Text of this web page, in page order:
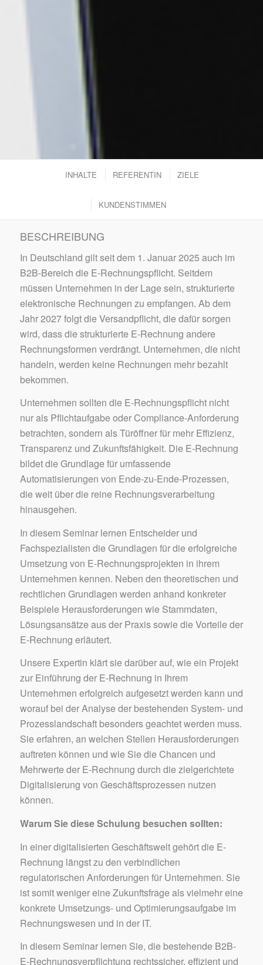
INHALTE REFERENTIN ZIELE
KUNDENSTIMMEN
BESCHREIBUNG
In Deutschland gilt seit dem 1. Januar 2025 auch im
B2B-Bereich die E-Rechnungspflicht. Seitdem
müssen Unternehmen in der Lage sein, strukturierte
elektronische Rechnungen zu empfangen. Ab dem
Jahr 2027 folgt die Versandpflicht, die dafür sorgen
wird, dass die strukturierte E-Rechnung andere
Rechnungsformen verdrängt. Unternehmen, die nicht
handeln, werden keine Rechnungen mehr bezahlt
bekommen.
Unternehmen sollten die E-Rechnungspflicht nicht
nur als Pflichtaufgabe oder Compliance-Anforderung
betrachten, sondern als Türöffner für mehr Effizienz,
Transparenz und Zukunftsfähigkeit. Die E-Rechnung
bildet die Grundlage für umfassende
Automatisierungen von Ende-zu-Ende-Prozessen,
die weit über die reine Rechnungsverarbeitung
hinausgehen.
In diesem Seminar lernen Entscheider und
Fachspezialisten die Grundlagen für die erfolgreiche
Umsetzung von E-Rechnungsprojekten in ihrem
Unternehmen kennen. Neben den theoretischen und
rechtlichen Grundlagen werden anhand konkreter
Beispiele Herausforderungen wie Stammdaten,
Lösungsansätze aus der Praxis sowie die Vorteile der
E-Rechnung erläutert.
Unsere Expertin klärt sie darüber auf, wie ein Projekt
zur Einführung der E-Rechnung in Ihrem
Unternehmen erfolgreich aufgesetzt werden kann und
worauf bei der Analyse der bestehenden System- und
Prozesslandschaft besonders geachtet werden muss.
Sie erfahren, an welchen Stellen Herausforderungen
auftreten können und wie Sie die Chancen und
Mehrwerte der E-Rechnung durch die zielgerichtete
Digitalisierung von Geschäftsprozessen nutzen
können.
Warum Sie diese Schulung besuchen sollten:
In einer digitalisierten Geschäftswelt gehört die E-
Rechnung längst zu den verbindlichen
regulatorischen Anforderungen für Unternehmen. Sie
ist somit weniger eine Zukunftsfrage als vielmehr eine
konkrete Umsetzungs- und Optimierungsaufgabe im
Rechnungswesen und in der IT.
In diesem Seminar lernen Sie, die bestehende B2B-
E-Rechnungsverpflichtung rechtssicher, effizient und